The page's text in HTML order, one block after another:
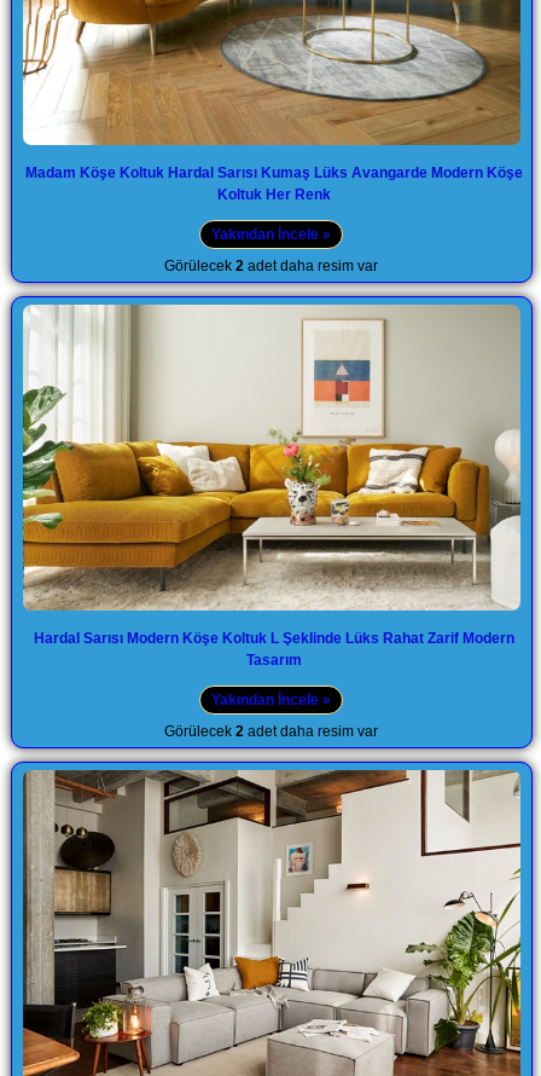
Madam Köşe Koltuk Hardal Sarısı Kumaş Lüks Avangarde Modern Köşe
Koltuk Her Renk
Yakından İncele »
Görülecek2 adet daha resim var
Hardal Sarısı Modern Köşe Koltuk L Şeklinde Lüks Rahat Zarif Modern
Tasarım
Yakından İncele »
Görülecek2 adet daha resim var